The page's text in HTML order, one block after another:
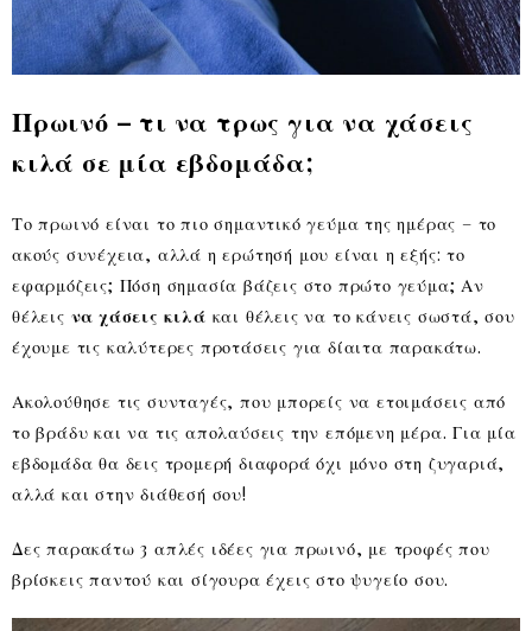
Πρωινό – τι να τρως για να χάσεις
κιλά σε μία εβδομάδα;
Το πρωινό είναι το πιο σημαντικό γεύμα της ημέρας – το
ακούς συνέχεια, αλλά η ερώτησή μου είναι η εξής: το
εφαρμόζεις; Πόση σημασία βάζεις στο πρώτο γεύμα; Αν
θέλεις να χάσεις κιλά και θέλεις να το κάνεις σωστά, σου
έχουμε τις καλύτερες προτάσεις για δίαιτα παρακάτω.
Ακολούθησε τις συνταγές, που μπορείς να ετοιμάσεις από
το βράδυ και να τις απολαύσεις την επόμενη μέρα. Για μία
εβδομάδα θα δεις τρομερή διαφορά όχι μόνο στη ζυγαριά,
αλλά και στην διάθεσή σου!
Δες παρακάτω 3 απλές ιδέες για πρωινό, με τροφές που
βρίσκεις παντού και σίγουρα έχεις στο ψυγείο σου.